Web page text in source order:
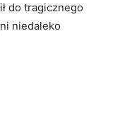
do tragicznego
niedaleko